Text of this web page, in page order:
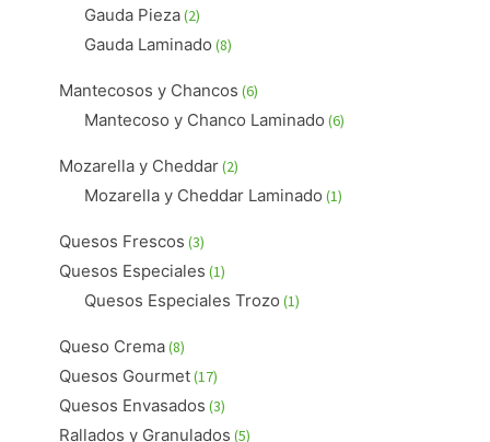
productos
Gauda Pieza 22
productos
Gauda Laminado 88
Mantecosos y Chancos 66
productos
Mantecoso y Chanco Laminado 66
Mozarella y Cheddar 22
productos
Mozarella y Cheddar Laminado 11
Quesos Frescos 33
productos
Quesos Especiales 11
producto
Quesos Especiales Trozo 11
Queso Crema 88
productos
Quesos Gourmet 1717
productos
Quesos Envasados 33
productos
Rallados y Granulados 55